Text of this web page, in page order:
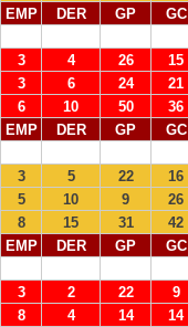
EMP DER GP GC
3 4 26 15
3 6 24 21
6 10 50 36
EMP DER GP GC
3 5 22 16
5 10 9 26
8 15 31 42
EMP DER GP GC
3 2 22 9
8 4 14 14